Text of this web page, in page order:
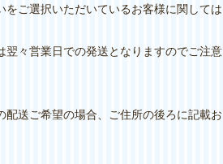
ご選択いただいているお客様に関しては
翌々営業日での発送となりますのでご注意
配送ご希望の場合、ご住所の後ろに記載お